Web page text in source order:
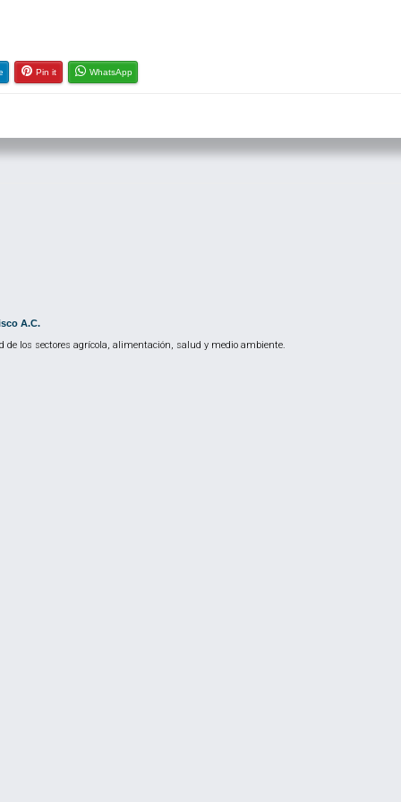
Pin it WhatsApp
A.C.
los sectores agrícola, alimentación, salud y medio ambiente.